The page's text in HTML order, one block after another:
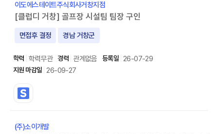
이도에스테이트주식회사거창지점
[클럽디 거창] 골프장 시설팀 팀장 구인
면접후 결정 경남 거창군
학력무관 관계없음
26-07-29
26-09-27
(주)소이개발